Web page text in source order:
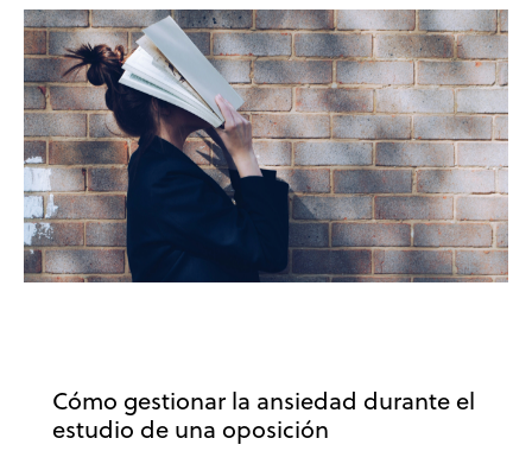
Cómo gestionar la ansiedad durante el
estudio de una oposición